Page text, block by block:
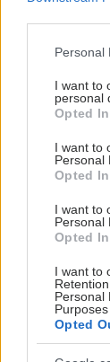
Please note
not limited to
grant or
use your
consent
Personal
I want to
personal
Opted In
I want to
Personal
Opted In
I want to
Personal
Opted In
I want to
Personal
Opted
ΔΕΙΤΕ